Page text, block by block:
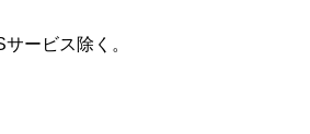
ービス除く。